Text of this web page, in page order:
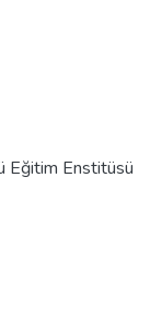
Eğitim Enstitüsü